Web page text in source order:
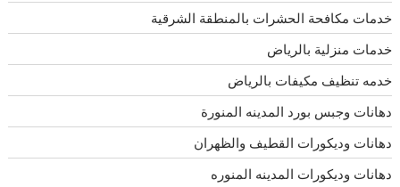
خدمات مكافحة الحشرات بالمنطقة الشرقية
خدمات منزلية بالرياض
خدمه تنظيف مكيفات بالرياض
دهانات وجبس بورد المدينه المنورة
دهانات وديكورات القطيف والظهران
دهانات وديكورات المدينه المنوره